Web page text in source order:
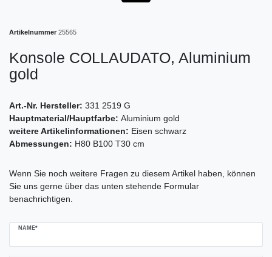
Artikelnummer 25565
Konsole COLLAUDATO, Aluminium
gold
Art.-Nr. Hersteller: 331 2519 G
Hauptmaterial/Hauptfarbe: Aluminium gold
weitere Artikelinformationen: Eisen schwarz
Abmessungen: H80 B100 T30 cm
Wenn Sie noch weitere Fragen zu diesem Artikel haben, können
Sie uns gerne über das unten stehende Formular
benachrichtigen.
NAME*